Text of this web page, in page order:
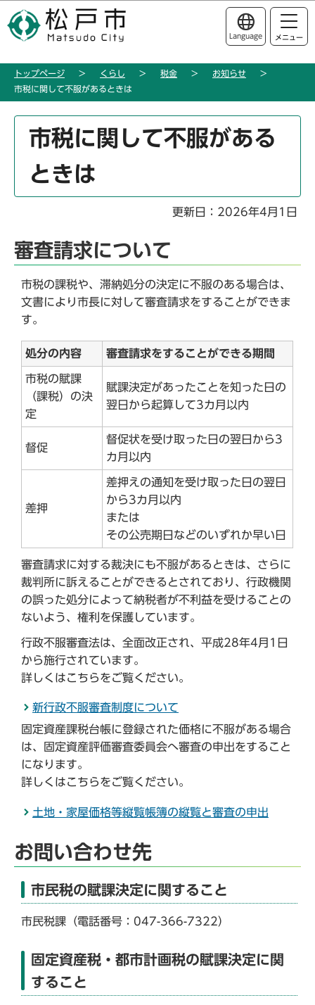
の
ー
このページの本文へ移動
Language メニュー
トップページ くらし 税金
お知らせ
市税に関して不服があるときは
か
市税に関して不服がある
ときは
更新日：2026年4月1日
審査請求について
市税の課税や、滞納処分の決定に不服のある場合は、
文書により市長に対して審査請求をすることができま
す。
処分の内容 審査請求をすることができる期間
市税の賦課
（課税）の決
定
賦課決定があったことを知った日の
翌日から起算して3カ月以内
督促
督促状を受け取った日の翌日から3
カ月以内
差押
差押えの通知を受け取った日の翌日
から3カ月以内
または
その公売期日などのいずれか早い日
審査請求に対する裁決にも不服があるときは、さらに
裁判所に訴えることができるとされており、行政機関
の誤った処分によって納税者が不利益を受けることの
ないよう、権利を保護しています。
行政不服審査法は、全面改正され、平成28年4月1日
から施行されています。
詳しくはこちらをご覧ください。
新行政不服審査制度について
固定資産課税台帳に登録された価格に不服がある場合
は、固定資産評価審査委員会へ審査の申出をすること
になります。
詳しくはこちらをご覧ください。
土地・家屋価格等縦覧帳簿の縦覧と審査の申出
お問い合わせ先
市民税の賦課決定に関すること
市民税課（電話番号：047-366-7322）
固定資産税・都市計画税の賦課決定に関
すること